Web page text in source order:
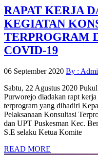
RAPAT KERJA
KEGIATAN
TERPROGRAM
COVID-19
06 September 2020 By :
Sabtu, 22 Agustus 2020
Purworejo diadakan rapt
terprogram yang dihadiri
Pelaksanaan Konsultasi
dan UPT Puskesman Kec.
S.E selaku Ketua Komite
READ MORE